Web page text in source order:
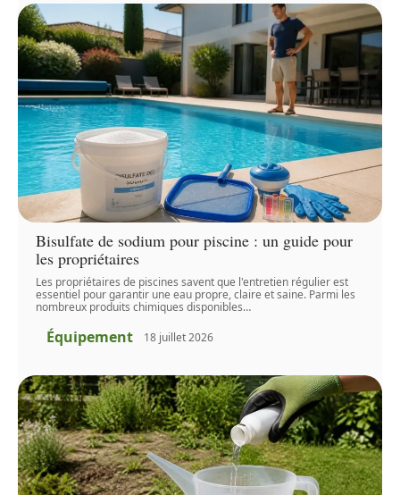
Bisulfate de sodium pour piscine : un guide pour
les propriétaires
Les propriétaires de piscines savent que l'entretien régulier est
essentiel pour garantir une eau propre, claire et saine. Parmi les
nombreux produits chimiques disponibles…
Équipement 18 juillet 2026